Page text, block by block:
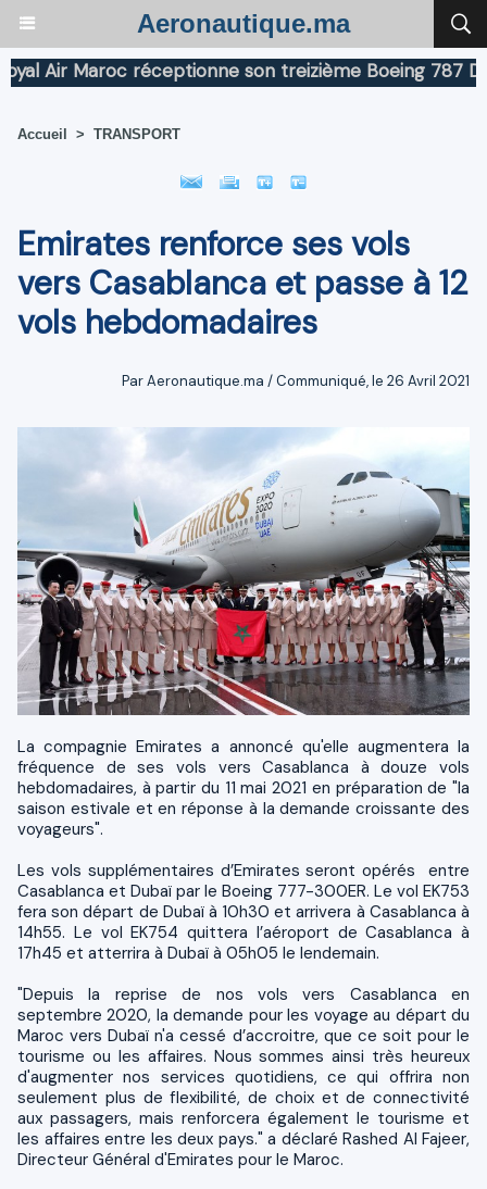
Aeronautique.ma
Maroc réceptionne son treizième Boeing 787
Accueil > TRANSPORT
Emirates renforce ses vols
vers Casablanca et passe à 12
vols hebdomadaires
Par Aeronautique.ma / Communiqué, le 26 Avril 2021
La compagnie Emirates a annoncé qu'elle augmentera la
fréquence de ses vols vers Casablanca à douze vols
hebdomadaires, à partir du 11 mai 2021 en préparation de "la
saison estivale et en réponse à la demande croissante des
voyageurs".
Les vols supplémentaires d’Emirates seront opérés entre
Casablanca et Dubaï par le Boeing 777-300ER. Le vol EK753
fera son départ de Dubaï à 10h30 et arrivera à Casablanca à
14h55. Le vol EK754 quittera l’aéroport de Casablanca à
17h45 et atterrira à Dubaï à 05h05 le lendemain.
"Depuis la reprise de nos vols vers Casablanca en
septembre 2020, la demande pour les voyage au départ du
Maroc vers Dubaï n'a cessé d’accroitre, que ce soit pour le
tourisme ou les affaires. Nous sommes ainsi très heureux
d'augmenter nos services quotidiens, ce qui offrira non
seulement plus de flexibilité, de choix et de connectivité
aux passagers, mais renforcera également le tourisme et
les affaires entre les deux pays." a déclaré Rashed Al Fajeer,
Directeur Général d'Emirates pour le Maroc.